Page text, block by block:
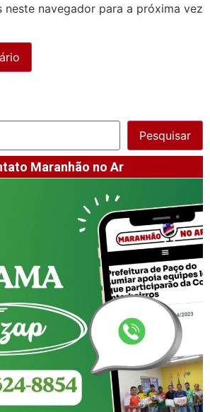
neste navegador para a próxima vez
Pesquisar
Maranhão no Ar